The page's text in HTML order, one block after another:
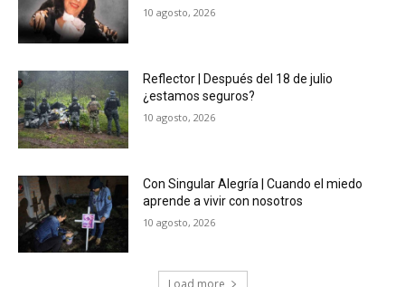
10 agosto, 2026
Reflector | Después del 18 de julio
¿estamos seguros?
10 agosto, 2026
Con Singular Alegría | Cuando el miedo
aprende a vivir con nosotros
10 agosto, 2026